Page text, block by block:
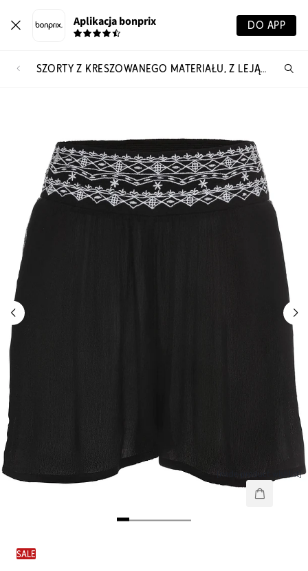
Aplikacja bonprix DO APP
SZORTY Z KRESZOWANEGO MATERIAŁU, Z LEJĄCEJ WISKOZY
[node-product-wishlist]
SALE